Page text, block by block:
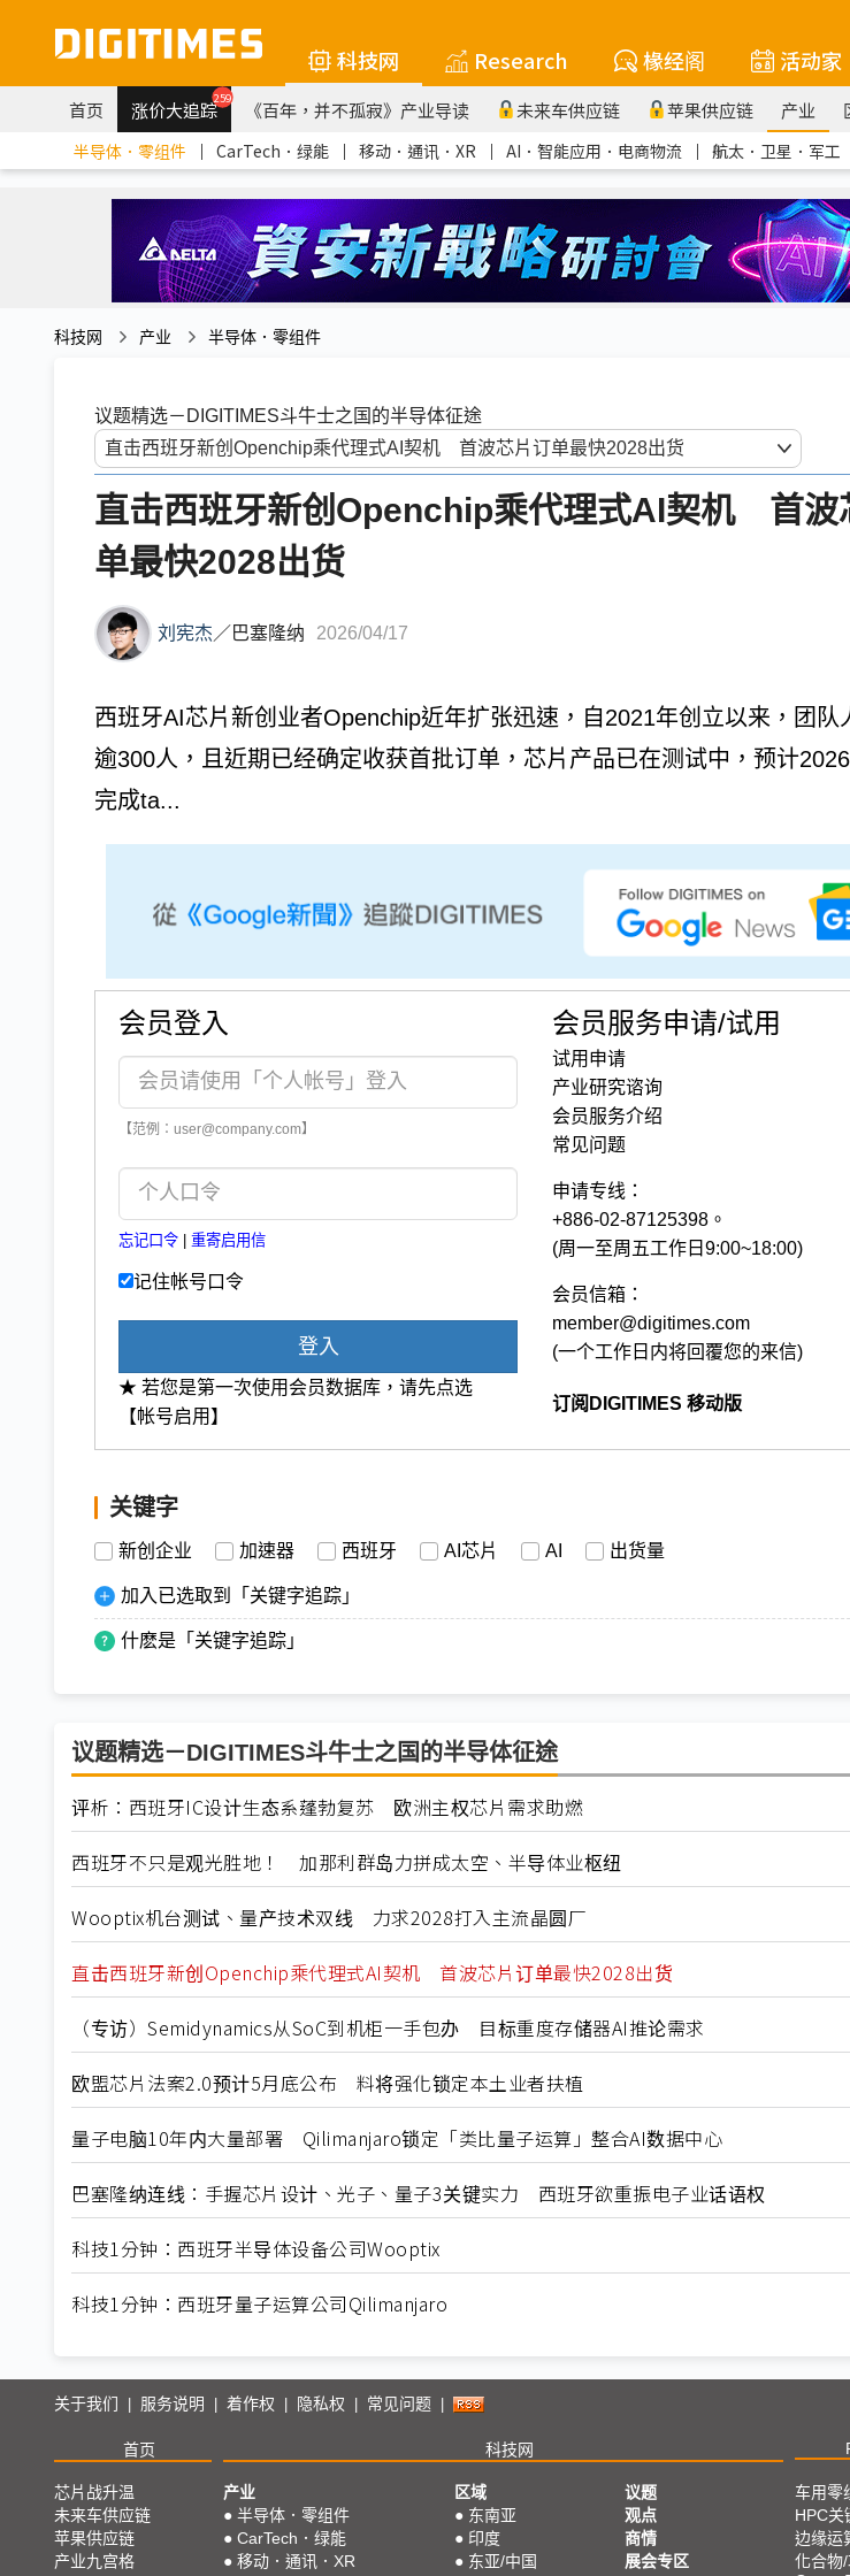
科技网 Research 椽经阁 活动家
首页 涨价大追踪259 《百年，并不孤寂》产业导读 未来车供应链 苹果供应链 产业
半导体．零组件 ｜ CarTech．绿能 ｜ 移动．通讯．XR ｜ AI．智能应用．电商物流 ｜ 航太．卫星．军工
科技网 产业 半导体．零组件
议题精选－DIGITIMES斗牛士之国的半导体征途
直击西班牙新创Openchip乘代理式AI契机 首波
单最快2028出货
刘宪杰 ／ 巴塞隆纳 2026/04/17
西班牙AI芯片新创业者Openchip近年扩张迅速，自2021年创立以来，团队
逾300人，且近期已经确定收获首批订单，芯片产品已在测试中，预计
完成ta...
会员登入
【范例：user@company.com】
忘记口令 重寄启用信
记住帐号口令
登入
★ 若您是第一次使用会员数据库，请先点选
【帐号启用】
会员服务申请/试用
试用申请
产业研究谘询
会员服务介绍
常见问题
申请专线：
+886-02-87125398。
(周一至周五工作日9:00~18:00)
会员信箱：
member@digitimes.com
(一个工作日内将回覆您的来信)
订阅DIGITIMES 移动版
关键字
新创企业 加速器 西班牙 AI芯片 AI 出货量
加入已选取到「关键字追踪」
什麽是「关键字追踪」
议题精选－DIGITIMES斗牛士之国的半导体征途
评析：西班牙IC设计生态系蓬勃复苏 欧洲主权芯片需求助燃
西班牙不只是观光胜地！ 加那利群岛力拼成太空、半导体业枢纽
Wooptix机台测试、量产技术双线 力求2028打入主流晶圆厂
直击西班牙新创Openchip乘代理式AI契机 首波芯片订单最快2028出货
（专访）Semidynamics从SoC到机柜一手包办 目标重度存储器AI推论需求
欧盟芯片法案2.0预计5月底公布 料将强化锁定本土业者扶植
量子电脑10年内大量部署 Qilimanjaro锁定「类比量子运算」整合AI数据中心
巴塞隆纳连线：手握芯片设计、光子、量子3关键实力 西班牙欲重振电子业话语权
科技1分钟：西班牙半导体设备公司Wooptix
科技1分钟：西班牙量子运算公司Qilimanjaro
关于我们 服务说明 着作权 隐私权 常见问题
首页 科技网
芯片战升温
未来车供应链
苹果供应链
产业九宫格
产业
● 半导体．零组件
● CarTech．绿能
● 移动．通讯．XR
区域
● 东南亚
● 印度
● 东亚/中国
议题
观点
商情
展会专区
车用零
HPC关
边缘运
化合物